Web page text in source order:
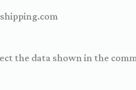
the data shown in the